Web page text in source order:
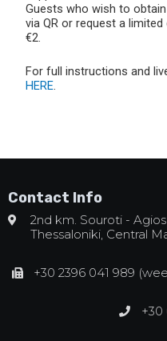
Guests who wish to
via QR or request a
€2.
For full instructions and
HERE.
Contact Info
2nd km. Souroti -
Thessaloniki, Central
+30 2396 041 989
+30